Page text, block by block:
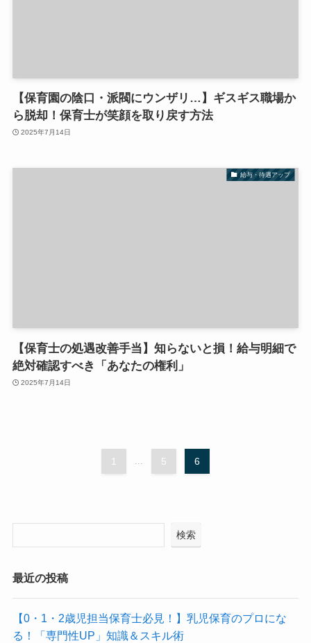
【保育園の陰口・派閥にウンザリ…】ギスギス職場か
ら脱却！保育士が笑顔を取り戻す方法
2025年7月14日
給与・待遇アップ
【保育士の処遇改善手当】知らないと損！給与明細で
絶対確認すべき「あなたの権利」
2025年7月14日
1 ... 5 6
検索
最近の投稿
【0・1・2歳児担当保育士必見！】乳児保育のプロにな
る！「専門性UP」知識＆スキル術